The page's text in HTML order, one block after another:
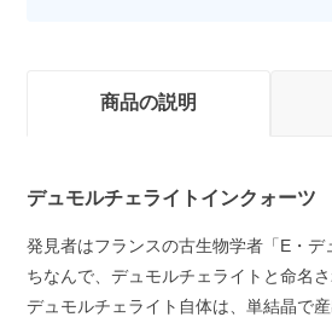
商品の説明
デュモルチェライトインクォーツ
発見者はフランスの古生物学者「E・デ
ちなんで、デュモルチェライトと命名さ
デュモルチェライト自体は、単結晶で